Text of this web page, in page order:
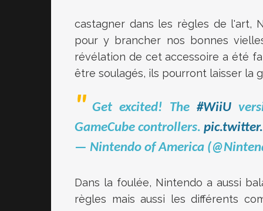
castagner dans les règles de l'art,
pour y brancher nos bonnes
révélation de cet accessoire a été
être soulagés, ils pourront laisser la
Get excited! The #WiiU
GameCube controllers.
— Nintendo of America
Dans la foulée, Nintendo a aussi
règles mais aussi les différents